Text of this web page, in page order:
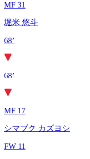
MF 31
堀米 悠斗
68’
68’
MF 17
シマブク カズヨシ
FW 11